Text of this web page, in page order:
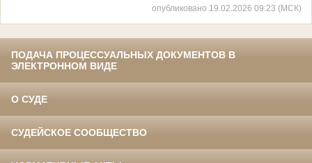
опубликовано 19.02.2026 09:23 (МСК)
ПОДАЧА ПРОЦЕССУАЛЬНЫХ ДОКУМЕНТОВ В
ЭЛЕКТРОННОМ ВИДЕ
О СУДЕ
СУДЕЙСКОЕ СООБЩЕСТВО